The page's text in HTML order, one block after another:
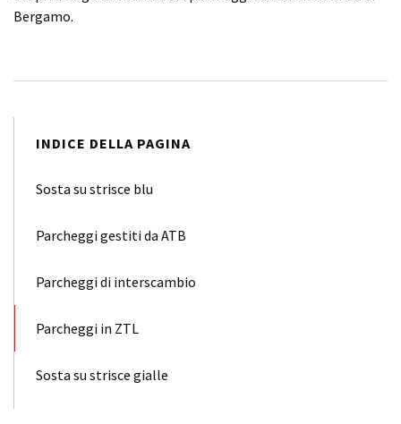
Bergamo.
INDICE DELLA PAGINA
Sosta su strisce blu
Parcheggi gestiti da ATB
Parcheggi di interscambio
Parcheggi in ZTL
Sosta su strisce gialle